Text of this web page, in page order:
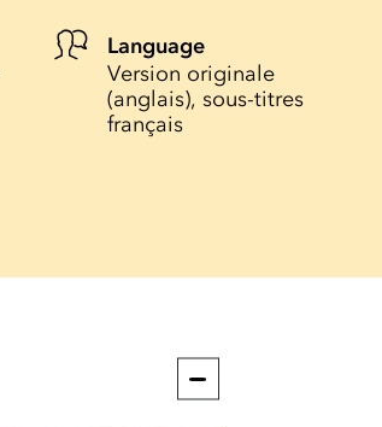
Language
Version originale
(anglais), sous-titres
français